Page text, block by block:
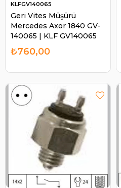
Geri Vites Müşürü
Mercedes Axor 1840 GV-
140065 | KLF GV140065
KLFGV140065
₺760,00